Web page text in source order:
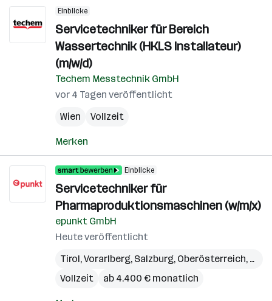
Einblicke
Servicetechniker für Bereich
Wassertechnik (HKLS Installateur)
(m/w/d)
Techem Messtechnik GmbH
vor 4 Tagen veröffentlicht
Wien
Vollzeit
Merken
Einblicke
Servicetechniker für
Pharmaproduktionsmaschinen (w/m/x)
epunkt GmbH
Heute veröffentlicht
Tirol,Vorarlberg, Salzburg, Oberösterreich,
Vollzeit
ab 4.400 € monatlich